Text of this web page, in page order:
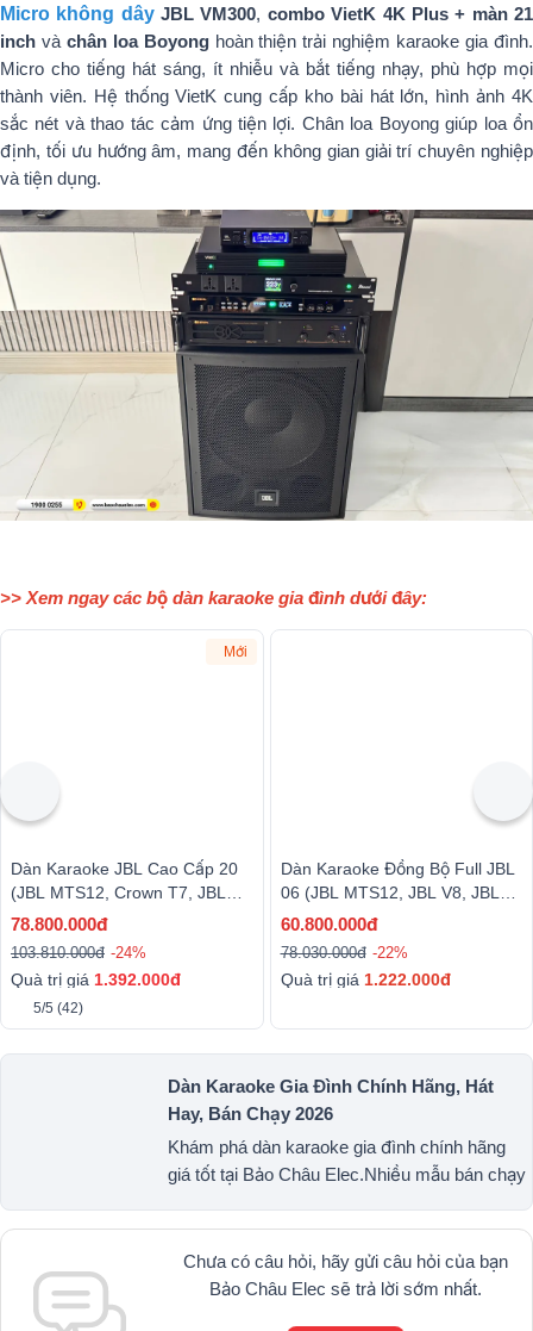
Micro không dâyJBL VM300, combo VietK 4K Plus + màn 21
inch và chân loa Boyonghoàn thiện trải nghiệm karaoke gia đình.
Micro cho tiếng hát sáng, ít nhiễu và bắt tiếng nhạy, phù hợp mọi
thành viên. Hệ thống VietK cung cấp kho bài hát lớn, hình ảnh 4K
sắc nét và thao tác cảm ứng tiện lợi. Chân loa Boyong giúp loa ổn
định, tối ưu hướng âm, mang đến không gian giải trí chuyên nghiệp
và tiện dụng.
>> Xem ngay các bộ dàn karaoke gia đình dưới đây:
Mới
Dàn Karaoke JBL Cao Cấp 20
(JBL MTS12, Crown T7, JBL
VX9, JBL IRX115S, Baiervires
78.800.000đ
103.810.000đ -24%
Quà trị giá 1.392.000đ
5/5 (42)
Dàn Karaoke Đồng Bộ Full JBL
06 (JBL MTS12, JBL V8, JBL
VX9, JBL VM300)
60.800.000đ
78.030.000đ -22%
Quà trị giá 1.222.000đ
Dàn Karaoke Gia Đình Chính Hãng, Hát
Hay, Bán Chạy 2026
Khám phá dàn karaoke gia đình chính hãng
giá tốt tại Bảo Châu Elec.Nhiều mẫu bán chạy
dBTechnologies, Philips Cao Cấp.1900.0255
Chưa có câu hỏi, hãy gửi câu hỏi của bạn
Bảo Châu Elec sẽ trả lời sớm nhất.